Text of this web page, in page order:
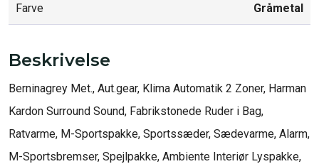
Farve Gråmetal
Beskrivelse
Berninagrey Met., Aut.gear, Klima Automatik 2 Zoner, Harman
Kardon Surround Sound, Fabrikstonede Ruder i Bag,
Ratvarme, M-Sportspakke, Sportssæder, Sædevarme, Alarm,
M-Sportsbremser, Spejlpakke, Ambiente Interiør Lyspakke,